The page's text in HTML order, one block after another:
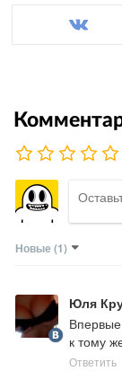
Новые (1)
Юля
к тому
Ответить